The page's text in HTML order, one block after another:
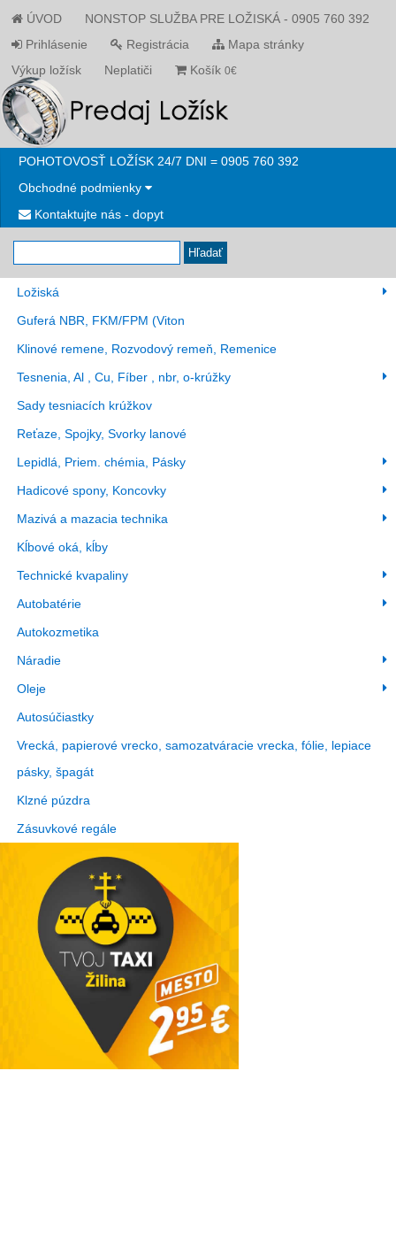
ÚVOD
NONSTOP SLUŽBA PRE LOŽISKÁ - 0905 760 392
Prihlásenie
Registrácia
Mapa stránky
Výkup ložísk
Neplatiči Košík 0€
POHOTOVOSŤ LOŽÍSK 24/7 DNI = 0905 760 392
Obchodné podmienky
Kontaktujte nás - dopyt
Hľadať
Ložiská
Guferá NBR, FKM/FPM (Viton
Klinové remene, Rozvodový remeň, Remenice
Tesnenia, Al , Cu, Fíber , nbr, o-krúžky
Sady tesniacích krúžkov
Reťaze, Spojky, Svorky lanové
Lepidlá, Priem. chémia, Pásky
Hadicové spony, Koncovky
Mazivá a mazacia technika
Kĺbové oká, kĺby
Technické kvapaliny
Autobatérie
Autokozmetika
Náradie
Oleje
Autosúčiastky
Vrecká, papierové vrecko, samozatváracie vrecka, fólie, lepiace
pásky, špagát
Klzné púzdra
Zásuvkové regále